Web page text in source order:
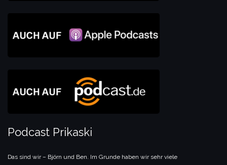
Podcast Prikaski
Das sind wir – Björn und Ben. Im Grunde haben wir sehr viele